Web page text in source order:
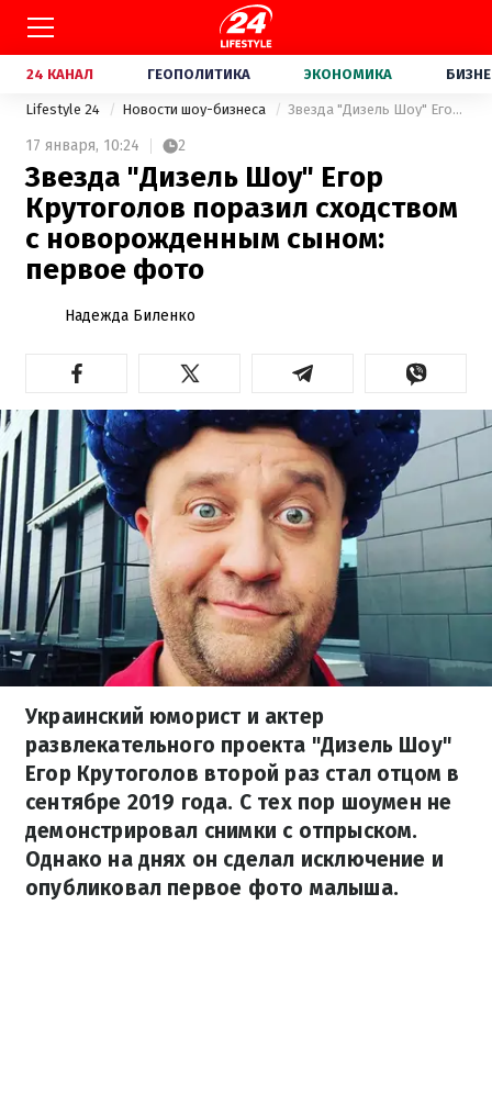
24 КАНАЛ ГЕОПОЛИТИКА ЭКОНОМИКА
Lifestyle 24 Новости шоу-бизнеса Звезда "Дизель Шоу" Егор Крутоголов поразил сходством с новорожденным сыном: первое фото
17 января, 10:24 2
Звезда "Дизель Шоу" Егор
Крутоголов поразил сходством
с новорожденным сыном:
первое фото
Надежда Биленко
Украинский юморист и актер
развлекательного проекта "Дизель Шоу"
Егор Крутоголов второй раз стал отцом в
сентябре 2019 года. С тех пор шоумен не
демонстрировал снимки с отпрыском.
Однако на днях он сделал исключение и
опубликовал первое фото малыша.